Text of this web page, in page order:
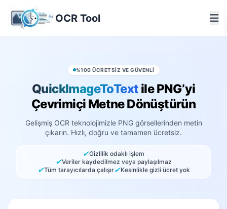
OCR Tool
%100 ÜCRETSIZ VE GÜVENLI
QuickImageToText ile PNG’yi
Çevrimiçi Metne Dönüştürün
Gelişmiş OCR teknolojimizle PNG görsellerinden metin
çıkarın. Hızlı, doğru ve tamamen ücretsiz.
✔Gizlilik odaklı işlem
✔Veriler kaydedilmez veya paylaşılmaz
✔Tüm tarayıcılarda çalışır✔Kesinlikle gizli ücret yok